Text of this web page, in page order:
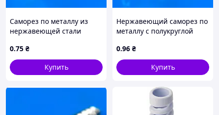
Саморез по металлу из
нержавеющей стали
0.75 ₴
Купить
Нержавеющий саморез по
металлу с полукруглой
7981
0.96 ₴
Купить